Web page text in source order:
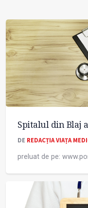
Spitalul din Blaj
DE REDACȚIA VIAȚA
preluat de pe: